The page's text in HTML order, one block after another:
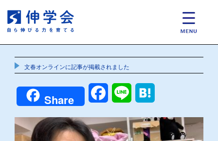
文春オンラインに記事が掲載されました
Share FacebookLine